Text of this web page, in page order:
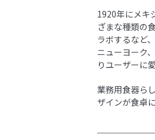
1920年にメキ
ざまな種類の
ラボするなど
ニューヨーク
りユーザーに
業務用食器ら
ザインが食卓